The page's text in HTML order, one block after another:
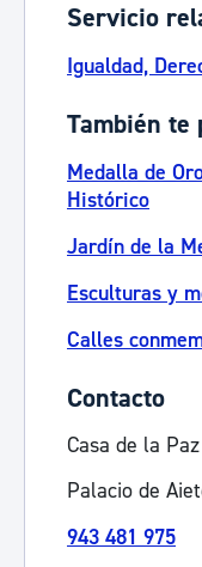
Servicio
Igualdad,
También te
Medalla de
Histórico
Jardín de la
Esculturas y
Calles
Contacto
Casa de la
Palacio de
943 481 975